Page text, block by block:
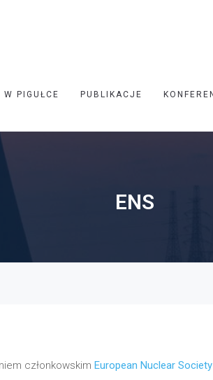
W PIGUŁCE PUBLIKACJE
ENS
członkowskim European Nuclear Society